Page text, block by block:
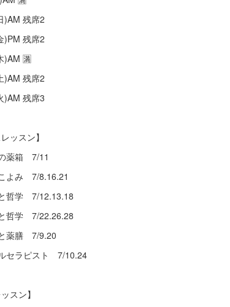
)AM 残席2
)PM 残席2
)AM 🈵
)AM 残席2
)AM 残席3
ッスン】
薬箱 7/11
よみ 7/8.16.21
哲学 7/12.13.18
哲学 7/22.26.28
薬膳 7/9.20
セラピスト 7/10.24
スン】